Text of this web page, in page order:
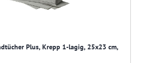
Plus, Krepp 1-lagig, 25x23 cm,